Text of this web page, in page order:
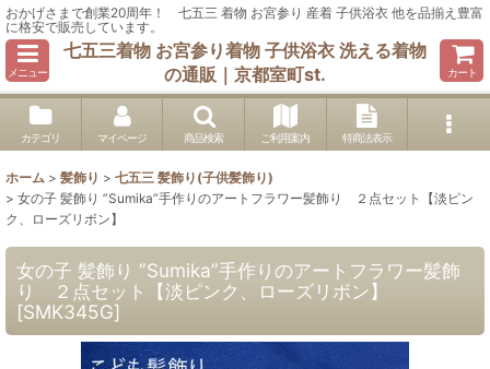
おかげさまで創業20周年！ 七五三 着物 お宮参り 産着 子供浴衣 他を品揃え豊富
に格安で販売しています。
メニュー
七五三着物 お宮参り着物 子供浴衣 洗える着物
の通販｜京都室町st.
カート
カテゴリ マイページ 商品検索 ご利用案内 特商法表示
ホーム > 髪飾り > 七五三 髪飾り(子供髪飾り)
> 女の子 髪飾り ”Sumika”手作りのアートフラワー髪飾り ２点セット【淡ピン
ク、ローズリボン】
女の子 髪飾り ”Sumika”手作りのアートフラワー髪飾
り ２点セット【淡ピンク、ローズリボン】
[SMK345G]